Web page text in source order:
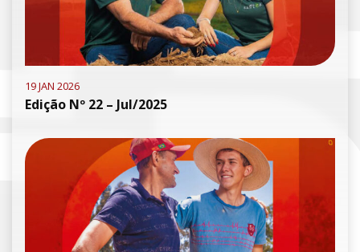
19 JAN 2026
Edição Nº 22 – Jul/2025